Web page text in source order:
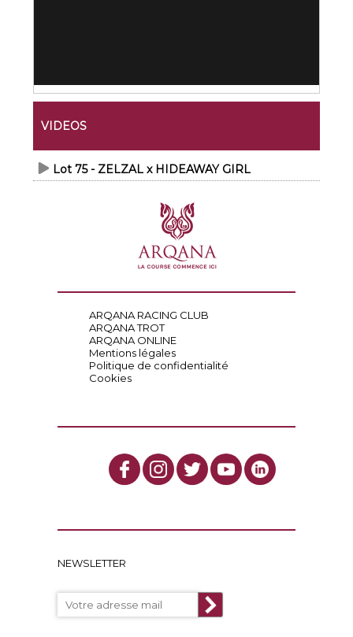
VIDEOS
Lot 75 - ZELZAL x HIDEAWAY GIRL
ARQANA RACING CLUB
ARQANA TROT
ARQANA ONLINE
Mentions légales
Politique de confidentialité
Cookies
NEWSLETTER